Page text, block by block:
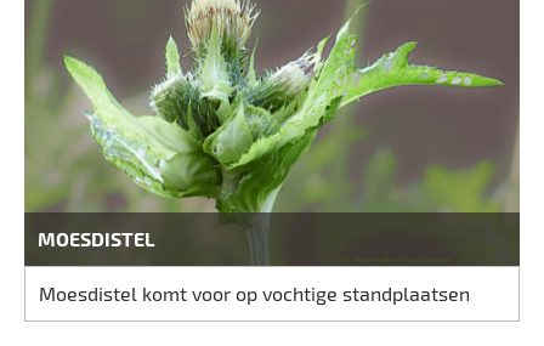
MOESDISTEL
Moesdistel komt voor op vochtige standplaatsen